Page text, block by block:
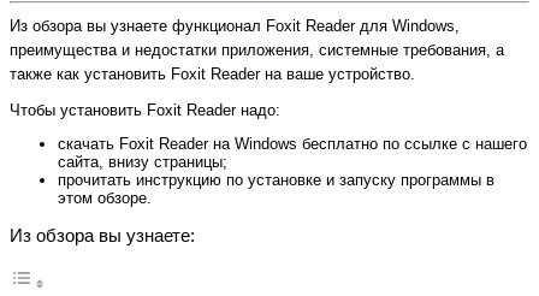
Из обзора вы узнаете функционал Foxit Reader для Windows,
преимущества и недостатки приложения, системные требования, а
также как установить Foxit Reader на ваше устройство.
Чтобы установить Foxit Reader надо:
скачать Foxit Reader на Windows бесплатно по ссылке с нашего
сайта, внизу страницы;
прочитать инструкцию по установке и запуску программы в
этом обзоре.
Из обзора вы узнаете: